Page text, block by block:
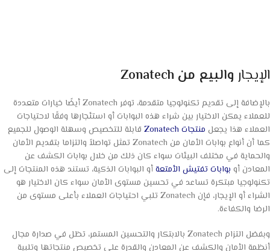
الإيجار والبيع من Zonatech
بالإضافة إلى تقديم تكنولوجيا متقدمة، توفر Zonatech أيضًا خيارات متعددة
للعملاء يمكن الاختيار بين شراء هذه البوابات أو استئجارها وفقًا لاحتياجات
العملاء هذا يجعل منتجات Zonatech
قابلة للتخصيص وسهلة الوصول للجميع
كما أن أنواع بوابات الأمان من Zonatech تمثل تواصلاً والتزاما بتقديم الأمان
والحماية في مختلف البيئات سواء كان ذلك من خلال بوابات الكشف عن
المعادن أو بوابات تفتيش الأمتعةأو البوابات الذكية، تستند هذه المنتجات إلى
تكنولوجيا مبتكرة تساعد في تحسين مستوى الأمان سواء كان الاختيار هو
الشراء أو الإيجار، فإن Zonatech تلبي احتياجات العملاء بأعلى مستوى من
الرضا والكفاءة.
وبفضل التزام Zonatech بالابتكار والتحسين المستمر، تظل في صدارة مجال
أنظمة الأمان والكشف عن المعادن والقدرة على تخصيص منتجاتها وتلبية